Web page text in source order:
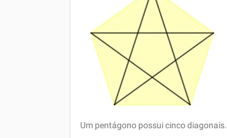
Um pentágono possui cinco diagonais.